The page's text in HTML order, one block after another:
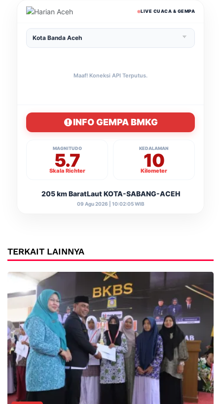
LIVE CUACA & GEMPA
Maaf! Koneksi API Terputus.
INFO GEMPA BMKG
MAGNITUDO
5.7
Skala Richter
KEDALAMAN
10
Kilometer
205 km BaratLaut KOTA-SABANG-ACEH
09 Agu 2026 | 10:02:05 WIB
TERKAIT LAINNYA